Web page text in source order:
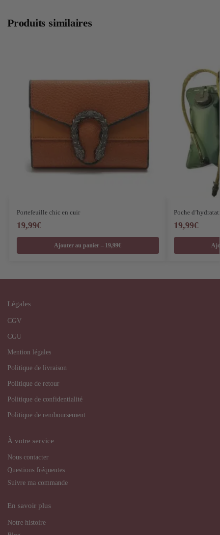
Produits similaires
Portefeuille chic en cuir
19,99€
Ajouter au panier – 19,99€
Poche
19,99€
Légales
CGV
CGU
Mention légales
Politique de livraison
Politique de retour
Politique de confidentialité
Politique de remboursement
À votre service
Nous contacter
Questions fréquentes
Suivre ma commande
En savoir plus
Notre histoire